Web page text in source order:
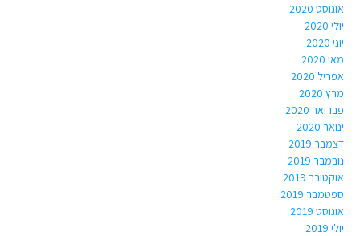
אוגוסט 2020
יולי 2020
יוני 2020
מאי 2020
אפריל 2020
מרץ 2020
פברואר 2020
ינואר 2020
דצמבר 2019
נובמבר 2019
אוקטובר 2019
ספטמבר 2019
אוגוסט 2019
יולי 2019